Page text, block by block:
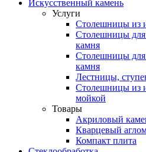
Искусственный камень
Услуги
Столешницы из
Столешницы для
камня
Столешницы для
камня
Лестницы,
Столешницы из
мойкой
Товары
Акриловый
Кварцевый
Компакт плита